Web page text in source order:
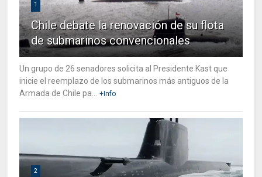
1
Chile debate la renovación de su flota
de submarinos convencionales
Un grupo de 26 senadores solicita al Presidente Kast que
inicie el reemplazo de los submarinos más antiguos de la
Armada de Chile pa...
+Info
2